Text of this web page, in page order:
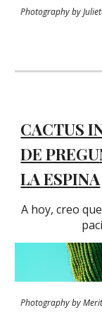
Photography by
CACTUS
DE PREGU
LA ESPINA
A hoy, creo
Photographyby